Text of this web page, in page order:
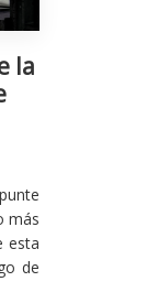
la
más
esta
de